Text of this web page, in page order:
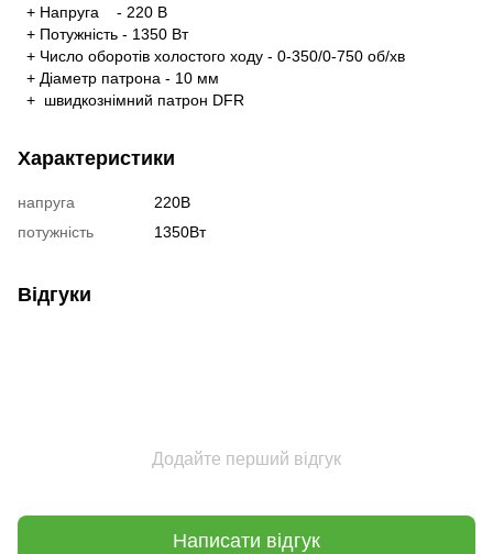
+ Напруга - 220 В
+ Потужність - 1350 Вт
+ Число оборотів холостого ходу - 0-350/0-750 об/хв
+ Діаметр патрона - 10 мм
+ швидкознімний патрон DFR
Характеристики
напруга
220В
потужність
1350Вт
Відгуки
Додайте перший відгук
Написати відгук